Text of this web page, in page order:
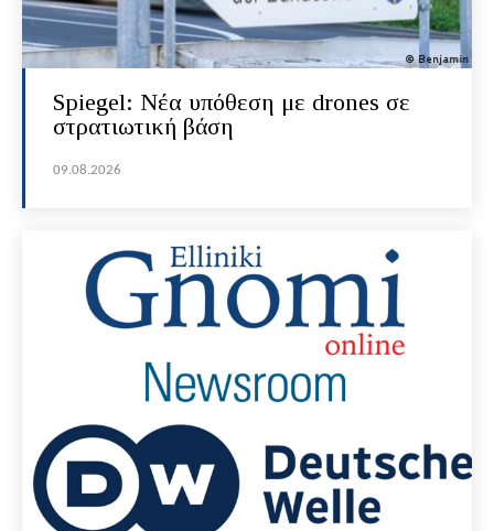
Spiegel: Νέα υπόθεση με drones σε
στρατιωτική βάση
09.08.2026